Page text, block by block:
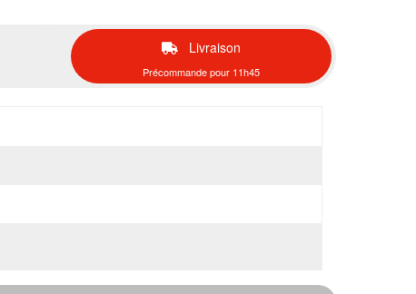
Livraison
Précommande pour 11h45